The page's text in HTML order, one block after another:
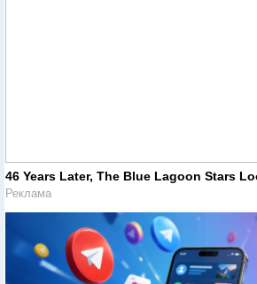
46 Years Later, The Blue Lagoon Stars
Реклама